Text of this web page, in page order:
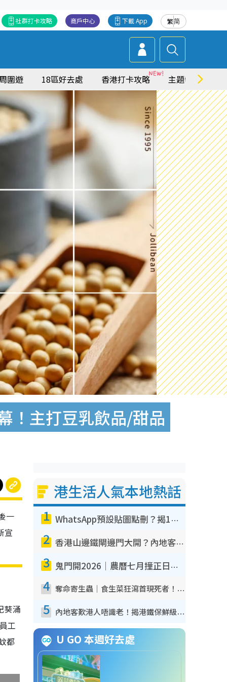
繁简
下載 App
商戶中心
社群打卡攻略
圍遊 18區好去處 香港打卡攻略 主題特集
！主打豆乳飲品/甜品
一
宣
葵涌
工
都
港生活人氣本地熱話
1 WhatsApp預設貼圖點刪？揭1招「反向操作」還原簡潔介面 附3步實測教學
2 香港山邊鐵閘邊門大開？內地客困惑意義何在！網民神回覆：呢種叫法理性防禦
3 鬼門開2026｜農曆七月撞正日全食特別邪？專家警告切忌做一事！揭4大禁忌+2招保平安
4 奪命寄生蟲｜食生菜狂瀉首現死者！疫潮惡化錄1.8萬宗病例 揭洗菜3大謬誤
5 內地客歎港人唔識老！揭港鐵保鮮級冷氣 港人求放過：咪投訴
U GO 本週好去處